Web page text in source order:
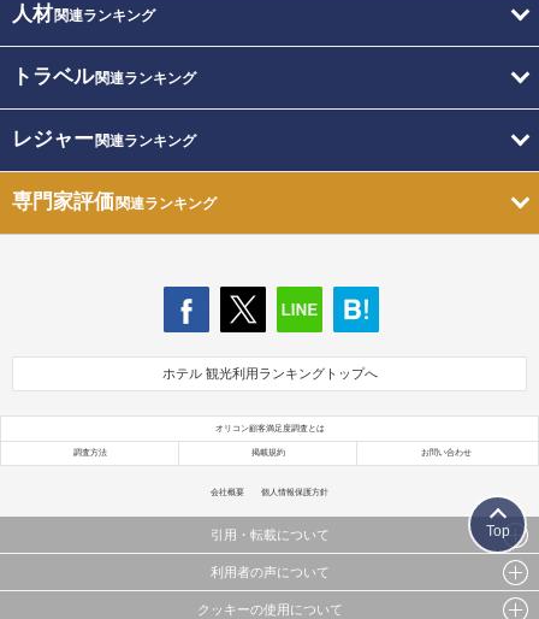
人材関連ランキング
トラベル関連ランキング
レジャー関連ランキング
専門家評価関連ランキング
ホテル 観光利用ランキングトップへ
オリコン顧客満足度調査とは
調査方法 掲載規約 お問い合わせ
会社概要 個人情報保護方針
引用・転載について
当サイトで公開されている情報（文字、写真、イラスト、画像データ等）及びこれらの配置・
利用者の声について
当サイトに掲載している内容はすべてサービスの利用者が提出された見解・感想です。
クッキーの使用について
Top